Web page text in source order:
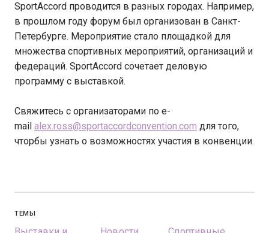
SportAccord проводится в разных городах. Например,
в прошлом году форум был организован в Санкт-
Петербурге. Мероприятие стало площадкой для
множества спортивных мероприятий, организаций и
федераций. SportAccord сочетает деловую
программу с выставкой.
Свяжитесь с организаторами по e-
mail alex.ross@sportaccordconvention.com для того,
чторбы узнать о возможностях участия в конвенции.
ТЕМЫ